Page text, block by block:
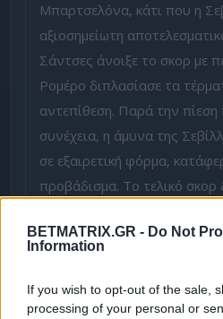
BETMATRIX.GR - Do Not
Information
If you wish to opt-out of the sale,
processing of your personal or
Μπαρτσελόνα, κάτι που η
αξιοσημείωτη
Σάντσες άνοιξε το σκορ με
Ρομέρο διπλασίασε τα
αντεπίθεση. Παρά την πίεση
συνέχεια, η άμυνα της
σε εξαιρετική φόρμα,
προβάδισμα. Το τελικό
την κυριαρχία της ομάδας.
σερί της, με στόχο να
βαθμολογίας.